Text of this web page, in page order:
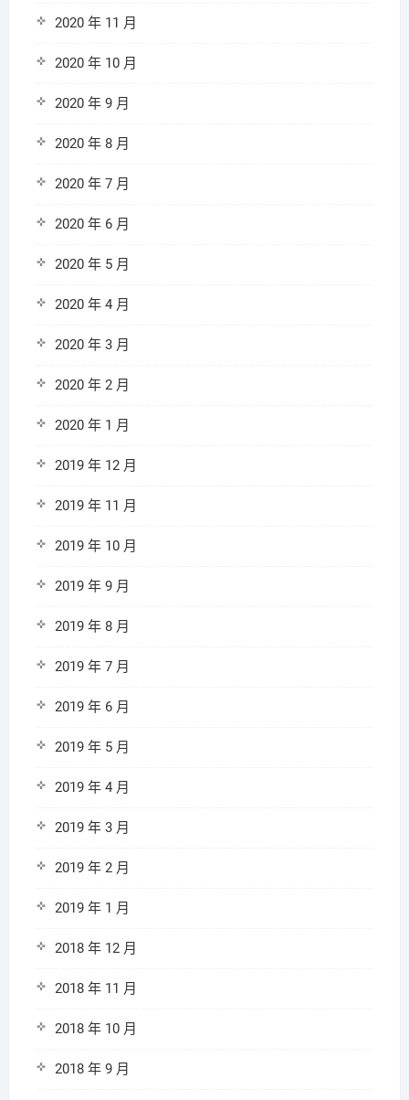
2020 年 11 月
2020 年 10 月
2020 年 9 月
2020 年 8 月
2020 年 7 月
2020 年 6 月
2020 年 5 月
2020 年 4 月
2020 年 3 月
2020 年 2 月
2020 年 1 月
2019 年 12 月
2019 年 11 月
2019 年 10 月
2019 年 9 月
2019 年 8 月
2019 年 7 月
2019 年 6 月
2019 年 5 月
2019 年 4 月
2019 年 3 月
2019 年 2 月
2019 年 1 月
2018 年 12 月
2018 年 11 月
2018 年 10 月
2018 年 9 月